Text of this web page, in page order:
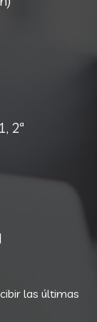
2ª
las últimas